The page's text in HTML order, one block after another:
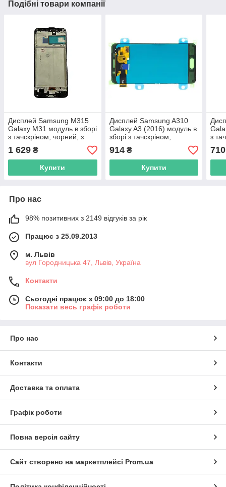
Подібні товари компанії
Дисплей Samsung M315
Galaxy M31 модуль в зборі
з тачскріном, чорний, з
1 629 ₴
Купити
Дисплей Samsung A310
Galaxy A3 (2016) модуль в
зборі з тачскріном,
914₴
Купити
з
710
Про нас
98% позитивних з 2149 відгуків за рік
Працює з 25.09.2013
м. Львів
вул Городницька 47, Львів, Україна
Контакти
Сьогодні працює з 09:00 до 18:00
Показати весь графік роботи
Про нас
Контакти
Доставка та оплата
Графік роботи
Повна версія сайту
Сайт створено на маркетплейсі Prom.ua